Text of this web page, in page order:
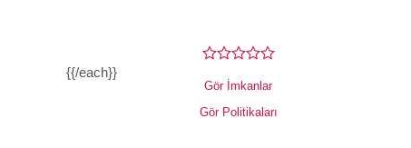
{{/each}}
Gör İmkanlar
Gör Politikaları